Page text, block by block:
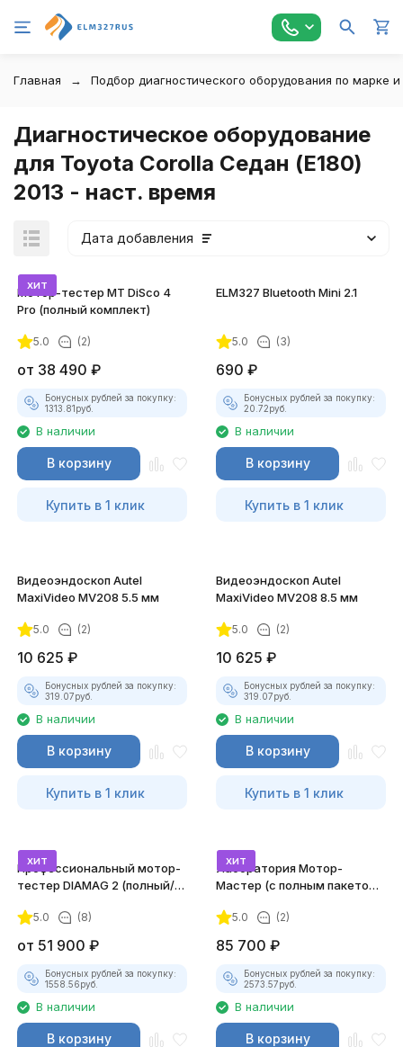
Главная Подбор диагностического оборудования по марке
Диагностическое оборудование
для Toyota Corolla Седан (E180)
2013 - наст. время
Дата добавления
хит
Мотор-тестер MT DiSco 4
Pro (полный комплект)
5.0 (2)
от 38 490 ₽
Бонусных рублей за покупку:
1313.81руб.
В наличии
В корзину
Купить в 1 клик
ELM327 Bluetooth Mini 2.1
5.0 (3)
690 ₽
Бонусных рублей за покупку:
20.72руб.
В наличии
В корзину
Купить в 1 клик
Видеоэндоскоп Autel
MaxiVideo MV208 5.5 мм
5.0 (2)
10 625 ₽
Бонусных рублей за покупку:
319.07руб.
В наличии
В корзину
Купить в 1 клик
Видеоэндоскоп Autel
MaxiVideo MV208 8.5 мм
5.0 (2)
10 625 ₽
Бонусных рублей за покупку:
319.07руб.
В наличии
В корзину
Купить в 1 клик
хит
Профессиональный мотор-
тестер DIAMAG 2 (полный/
5.0 (8)
от 51 900 ₽
Бонусных рублей за покупку:
1558.56руб.
В наличии
В корзину
хит
Лаборатория Мотор-
Мастер (с полным пакетом
5.0 (2)
85 700 ₽
Бонусных рублей за покупку:
2573.57руб.
В наличии
В корзину